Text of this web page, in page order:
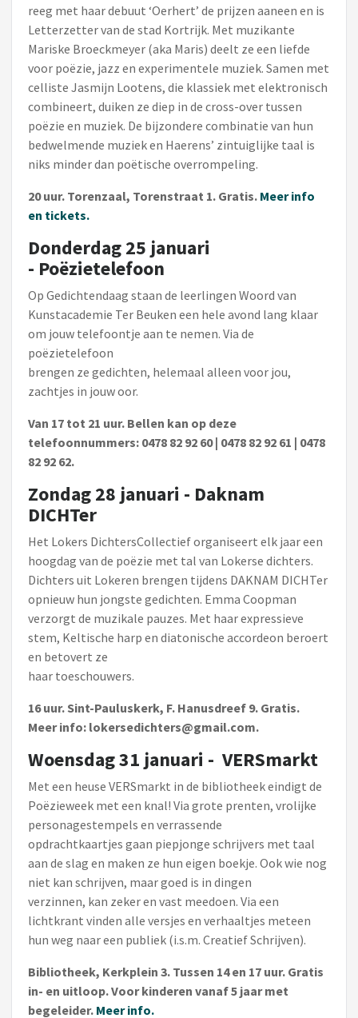
reeg met haar debuut ‘Oerhert’ de prijzen aaneen en is
Letterzetter van de stad Kortrijk. Met muzikante
Mariske Broeckmeyer (aka Maris) deelt ze een liefde
voor poëzie, jazz en experimentele muziek. Samen met
celliste Jasmijn Lootens, die klassiek met elektronisch
combineert, duiken ze diep in de cross-over tussen
poëzie en muziek. De bijzondere combinatie van hun
bedwelmende muziek en Haerens’ zintuiglijke taal is
niks minder dan poëtische overrompeling.
20 uur. Torenzaal, Torenstraat 1. Gratis. Meer info
en tickets.
Donderdag 25 januari
- Poëzietelefoon
Op Gedichtendaag staan de leerlingen Woord van
Kunstacademie Ter Beuken een hele avond lang klaar
om jouw telefoontje aan te nemen. Via de
poëzietelefoon
brengen ze gedichten, helemaal alleen voor jou,
zachtjes in jouw oor.
Van 17 tot 21 uur. Bellen kan op deze
telefoonnummers: 0478 82 92 60 | 0478 82 92 61 | 0478
82 92 62.
Zondag 28 januari - Daknam
DICHTer
Het Lokers DichtersCollectief organiseert elk jaar een
hoogdag van de poëzie met tal van Lokerse dichters.
Dichters uit Lokeren brengen tijdens DAKNAM DICHTer
opnieuw hun jongste gedichten. Emma Coopman
verzorgt de muzikale pauzes. Met haar expressieve
stem, Keltische harp en diatonische accordeon beroert
en betovert ze
haar toeschouwers.
16 uur. Sint-Pauluskerk, F. Hanusdreef 9. Gratis.
Meer info: lokersedichters@gmail.com.
Woensdag 31 januari - VERSmarkt
Met een heuse VERSmarkt in de bibliotheek eindigt de
Poëzieweek met een knal! Via grote prenten, vrolijke
personagestempels en verrassende
opdrachtkaartjes gaan piepjonge schrijvers met taal
aan de slag en maken ze hun eigen boekje. Ook wie nog
niet kan schrijven, maar goed is in dingen
verzinnen, kan zeker en vast meedoen. Via een
lichtkrant vinden alle versjes en verhaaltjes meteen
hun weg naar een publiek (i.s.m. Creatief Schrijven).
Bibliotheek, Kerkplein 3. Tussen 14 en 17 uur. Gratis
in- en uitloop. Voor kinderen vanaf 5 jaar met
begeleider. Meer info.